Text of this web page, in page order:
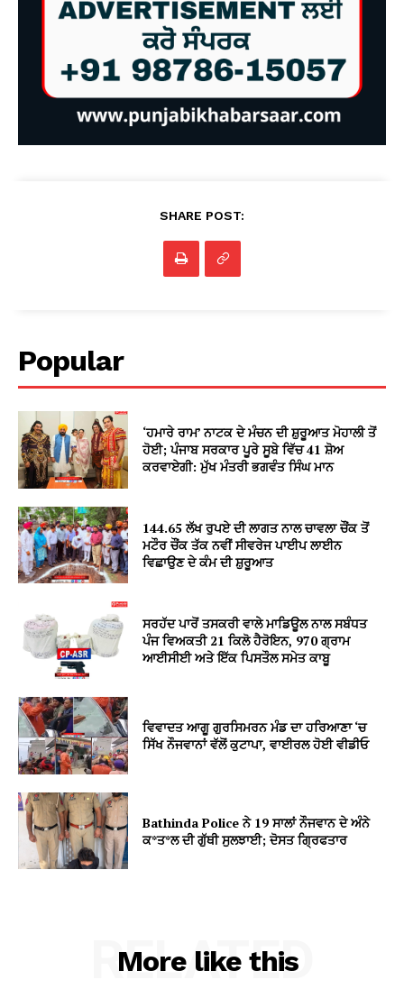
SHARE POST:
Popular
‘ਹਮਾਰੇ ਰਾਮ’ ਨਾਟਕ ਦੇ ਮੰਚਨ ਦੀ ਸ਼ੁਰੂਆਤ ਮੋਹਾਲੀ ਤੋਂ
ਹੋਈ; ਪੰਜਾਬ ਸਰਕਾਰ ਪੂਰੇ ਸੂਬੇ ਵਿੱਚ 41 ਸ਼ੋਅ
ਕਰਵਾਏਗੀ: ਮੁੱਖ ਮੰਤਰੀ ਭਗਵੰਤ ਸਿੰਘ ਮਾਨ
144.65 ਲੱਖ ਰੁਪਏ ਦੀ ਲਾਗਤ ਨਾਲ ਚਾਵਲਾ ਚੌਂਕ ਤੋਂ
ਮਟੌਰ ਚੌਂਕ ਤੱਕ ਨਵੀਂ ਸੀਵਰੇਜ ਪਾਈਪ ਲਾਈਨ
ਵਿਛਾਉਣ ਦੇ ਕੰਮ ਦੀ ਸ਼ੁਰੂਆਤ
ਸਰਹੱਦ ਪਾਰੋਂ ਤਸਕਰੀ ਵਾਲੇ ਮਾਡਿਊਲ ਨਾਲ ਸਬੰਧਤ
ਪੰਜ ਵਿਅਕਤੀ 21 ਕਿਲੋ ਹੈਰੋਇਨ, 970 ਗ੍ਰਾਮ
ਆਈਸੀਈ ਅਤੇ ਇੱਕ ਪਿਸਤੌਲ ਸਮੇਤ ਕਾਬੂ
ਵਿਵਾਦਤ ਆਗੂ ਗੁਰਸਿਮਰਨ ਮੰਡ ਦਾ ਹਰਿਆਣਾ ‘ਚ
ਸਿੱਖ ਨੌਜਵਾਨਾਂ ਵੱਲੋਂ ਕੁਟਾਪਾ, ਵਾਈਰਲ ਹੋਈ ਵੀਡੀਓ
Bathinda Police ਨੇ 19 ਸਾਲਾਂ ਨੌਜਵਾਨ ਦੇ ਅੰਨੇ
ਕ*ਤ*ਲ ਦੀ ਗੁੱਥੀ ਸੁਲਝਾਈ; ਦੋਸਤ ਗ੍ਰਿਫਤਾਰ
More like this
RELATED